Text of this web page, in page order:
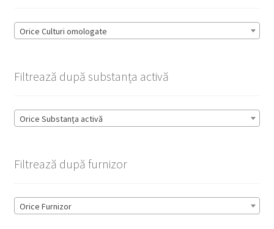
Orice Culturi omologate
Filtrează după substanța activă
Orice Substanța activă
Filtrează după furnizor
Orice Furnizor